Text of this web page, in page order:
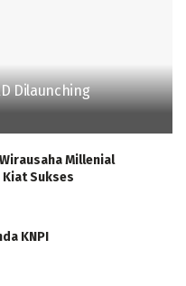
Dilaunching
Millenial
Sukses
KNPI